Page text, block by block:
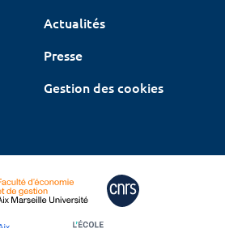
Actualités
Presse
Gestion des cookies